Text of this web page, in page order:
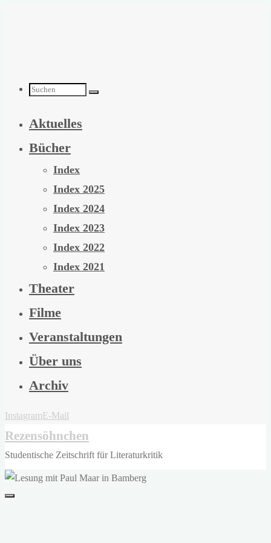
Suchen
nach:
Aktuelles
Bücher
Index
Index 2025
Index 2024
Index 2023
Index 2022
Index 2021
Theater
Filme
Veranstaltungen
Über uns
Archiv
InstagramE-Mail
Rezensöhnchen
Studentische Zeitschrift für Literaturkritik